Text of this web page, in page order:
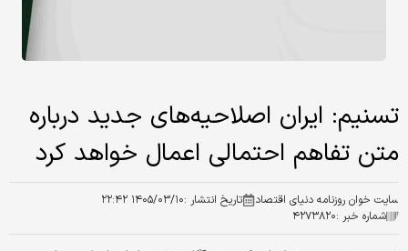
تسنیم: ایران اصلاحیه‌های جدید درباره
متن تفاهم احتمالی اعمال خواهد کرد
سایت خوان روزنامه دنیای اقتصاد تاریخ انتشار :۱۴۰۵/۰۳/۱۰ ۲۲:۴۲
شماره خبر :۴۲۷۳۸۲۰